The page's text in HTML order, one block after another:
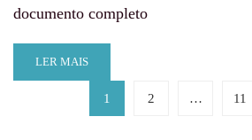
documento completo
LER MAIS
1 2 … 11